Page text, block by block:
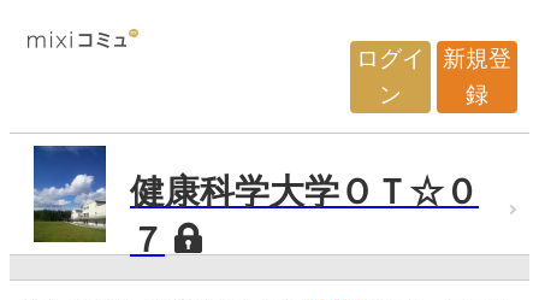
ログイ
ン
新規登
録
健康科学大学ＯＴ☆０
７